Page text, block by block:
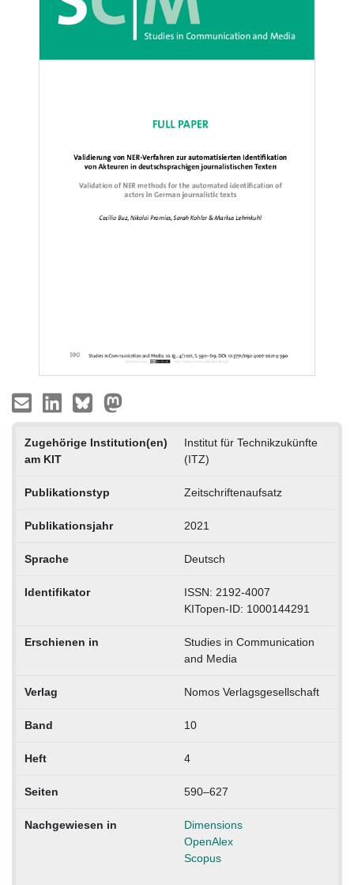
Zugehörige Institution(en)
am KIT
Institut für Technikzukünfte
(ITZ)
Publikationstyp Zeitschriftenaufsatz
Publikationsjahr 2021
Sprache Deutsch
Identifikator
ISSN: 2192-4007
KITopen-ID: 1000144291
Erschienen in
Studies in Communication
and Media
Verlag Nomos Verlagsgesellschaft
Band 10
Heft 4
Seiten 590–627
Nachgewiesen in
Dimensions
OpenAlex
Scopus